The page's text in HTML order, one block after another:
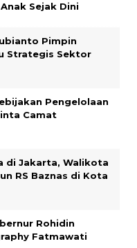
Sejak Dini
Pimpin
Strategis Sektor
Pengelolaan
Camat
di Jakarta, Walikota
RS Baznas di Kota
Rohidin
Fatmawati